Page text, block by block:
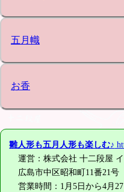
五月幟
お香
雛人形も五月人形も楽しむ♪
運営：株式会社 十二段屋
広島市中区昭和町11番21号
営業時間：1月5日から4月